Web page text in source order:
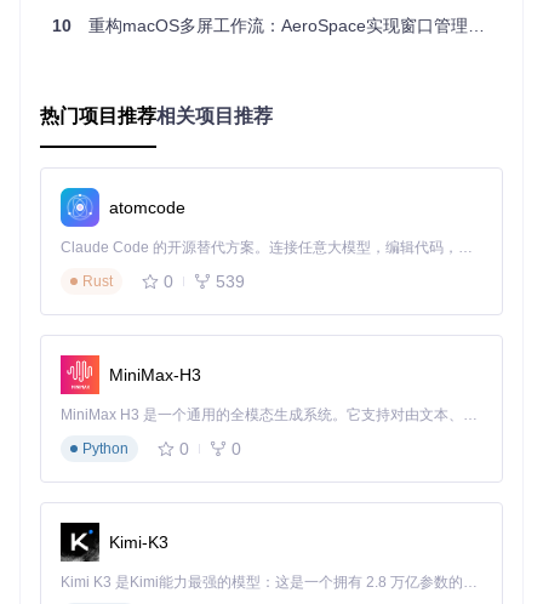
效率提升：工作场景切换时间从平均25秒缩短至1.2秒，支持
适用场景：开发者编写代码时需要同时查看文档、编辑器和调
试窗口；财务分析师需对比多个Excel报表数据。
操作演示
启动应用时自动按预设规则排列（水平/垂直/树形）
使用Mod4 + H/V快捷键切换水平/垂直排列模式
通过Mod4 + 方向键调整窗口大小比例
AeroSpace树形布局示例：Sublime Text、终端、Finder和Ch
rome按任务逻辑层级排列，形成清晰的工作流关系
效率提升：多窗口信息对比效率提升120%，屏幕空间利用率
从65%提升至95%。
多显示器协同工作流
适用场景
库和设计规范；股票分析师需要在多屏幕监控不同市场数据。
操作演示：
10 重构macOS多屏工作流：AeroSpace实现窗口管理效率革命
热门项目推荐相关项目推荐
atomcode
Claude Code 的开源替代方案。连接任意大模型，编辑代码，运行命令，自动验证 — 全自动执行。用 Rust 构建，极致性能。 ｜ An open-source alternative to Claude Code. Connect any LLM, edit code, run commands, and verify changes — autonomously. Built in Rust for speed. Get Started
Rust
0 539
MiniMax-H3
MiniMax H3 是一个通用的全模态生成系统。它支持对由文本、图像、视频和音频组成的多模态上下文进行统一理解，并能生成分辨率高达 2K、时长可达 15 秒的带原生立体声音频的视频。得益于面向任务泛化的系统设计，H3 在预训练阶段就已具备广泛的多模态上下文理解与生成能力，能够出色地执行复杂的多模态指令。
Python
0 0
Kimi-K3
Kimi K3 是Kimi能力最强的模型：这是一个拥有 2.8 万亿参数的混合专家（MoE）模型，具备原生视觉理解能力，并支持 100 万 token 的上下文窗口。